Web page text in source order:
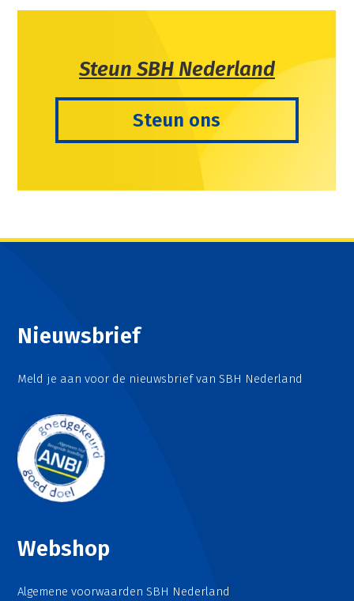
Steun SBH Nederland
Steun ons
Nieuwsbrief
Meld je aan voor de nieuwsbrief van SBH Nederland
Webshop
Algemene voorwaarden SBH Nederland